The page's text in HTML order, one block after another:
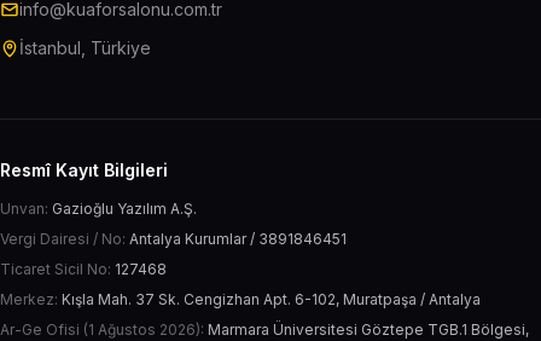
info@kuaforsalonu.com.tr
İstanbul, Türkiye
Resmî Kayıt Bilgileri
Unvan: Gazioğlu Yazılım A.Ş.
Vergi Dairesi / No: Antalya Kurumlar / 3891846451
Ticaret Sicil No: 127468
Merkez: Kışla Mah. 37 Sk. Cengizhan Apt. 6-102, Muratpaşa / Antalya
Ar-Ge Ofisi (1 Ağustos 2026): Marmara Üniversitesi Göztepe TGB.1 Bölgesi,